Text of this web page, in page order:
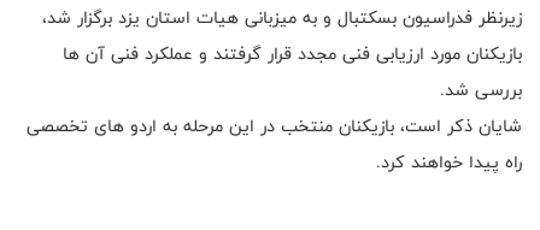
زیرنظر فدراسیون بسکتبال و به میزبانی هیات استان یزد برگزار شد،
بازیکنان مورد ارزیابی فنی مجدد قرار گرفتند و عملکرد فنی آن ها
بررسی شد.
شایان ذکر است، بازیکنان منتخب در این مرحله به اردو های تخصصی
راه پیدا خواهند کرد.